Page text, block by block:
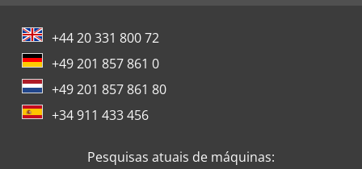
+44 20 331 800 72
+49 201 857 861 0
+49 201 857 861 80
+34 911 433 456
Pesquisas atuais de máquinas: